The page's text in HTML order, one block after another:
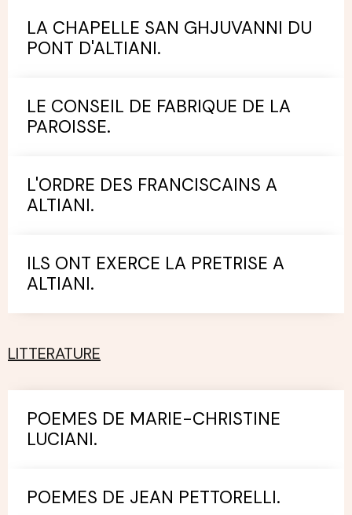
LA CHAPELLE SAN GHJUVANNI DU
PONT D'ALTIANI.
LE CONSEIL DE FABRIQUE DE LA
PAROISSE.
L'ORDRE DES FRANCISCAINS A
ALTIANI.
ILS ONT EXERCE LA PRETRISE A
ALTIANI.
LITTERATURE
POEMES DE MARIE-CHRISTINE
LUCIANI.
POEMES DE JEAN PETTORELLI.